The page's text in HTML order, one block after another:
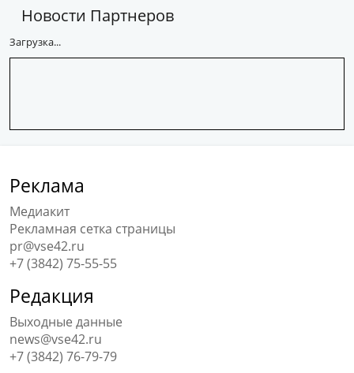
Новости Партнеров
Загрузка...
Реклама
Медиакит
Рекламная сетка страницы
pr@vse42.ru
+7 (3842) 75-55-55
Редакция
Выходные данные
news@vse42.ru
+7 (3842) 76-79-79